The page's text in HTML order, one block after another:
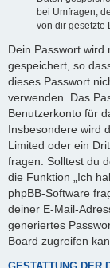
bei Umfragen,
von dir gesetzte
Dein Passwort wird
gespeichert, so
dieses Passwort
verwenden. Das
Benutzerkonto für
Insbesondere wird
Limited oder ein
fragen. Solltest du
die Funktion „Ich
phpBB-Software
deiner E-Mail-
generiertes
Board zugreifen